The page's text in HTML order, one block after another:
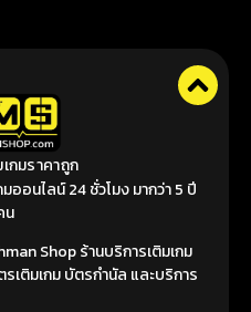
กมราคาถูก
มออนไลน์ 24 ชั่วโมง มากว่า 5 ปี
น
Shop ร้านบริการเติมเกม
เติมเกม บัตรกำนัล และบริการ